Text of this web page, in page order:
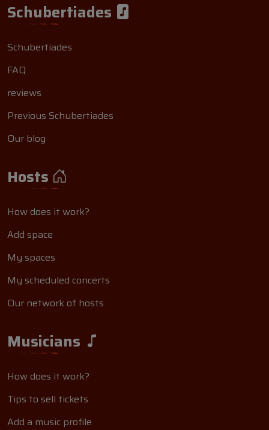
Schubertiades
Schubertiades
FAQ
reviews
Previous Schubertiades
Our blog
Hosts
How does it work?
Add space
My spaces
My scheduled concerts
Our network of hosts
Musicians
How does it work?
Tips to sell tickets
Add a music profile